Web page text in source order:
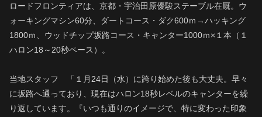
ロードフロンティアは、京都・宇治田原優駿ステーブル在厩。ウ
ォーキングマシン60分、ダートコース・ダク600ｍ→ハッキング
1800ｍ、ウッドチップ坂路コース・キャンター1000ｍ×１本（１
ハロン18～20秒ペース）。
当地スタッフ 「１月24日（水）に跨り始めた後も大丈夫。早々
に坂路へ通っており、現在はハロン18秒レベルのキャンターを繰
り返しています。『いつも通りのイメージで、特に変わった印象